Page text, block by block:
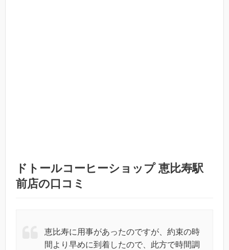
ドトールコーヒーショップ 恵比寿駅
前店の口コミ
恵比寿に用事があったのですが、約束の時
間より早めに到着したので、此方で時間調